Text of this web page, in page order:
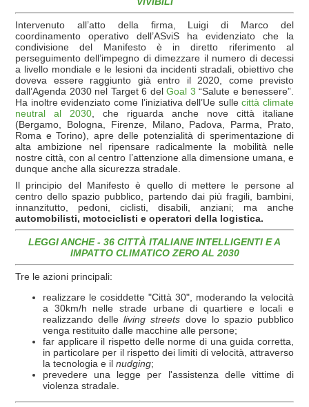
Intervenuto all’atto della firma, Luigi di Marco del
coordinamento operativo dell’ASviS ha evidenziato che la
condivisione del Manifesto è in diretto riferimento al
perseguimento dell’impegno di dimezzare il numero di decessi
a livello mondiale e le lesioni da incidenti stradali, obiettivo che
doveva essere raggiunto già entro il 2020, come previsto
dall’Agenda 2030 nel Target 6 del Goal 3 “Salute e benessere”.
Ha inoltre evidenziato come l’iniziativa dell’Ue sullecittà climate
neutral al 2030 , che riguarda anche nove città italiane
(Bergamo, Bologna, Firenze, Milano, Padova, Parma, Prato,
Roma e Torino), apre delle potenzialità di sperimentazione di
alta ambizione nel ripensare radicalmente la mobilità nelle
nostre città, con al centro l’attenzione alla dimensione umana, e
dunque anche alla sicurezza stradale.
Il principio del Manifesto è quello di mettere le persone al
centro dello spazio pubblico, partendo dai più fragili, bambini,
innanzitutto, pedoni, ciclisti, disabili, anziani; ma anche
automobilisti, motociclisti e operatori della logistica.
LEGGI ANCHE - 36 CITTÀ ITALIANE INTELLIGENTI E A
IMPATTO CLIMATICO ZERO AL 2030
Tre le azioni principali:
realizzare le cosiddette "Città 30", moderando la velocità
a 30km/h nelle strade urbane di quartiere e locali e
realizzando delleliving streets dove lo spazio pubblico
venga restituito dalle macchine alle persone;
far applicare il rispetto delle norme di una guida corretta,
in particolare per il rispetto dei limiti di velocità, attraverso
la tecnologia e il nudging;
prevedere una legge per l'assistenza delle vittime di
violenza stradale.